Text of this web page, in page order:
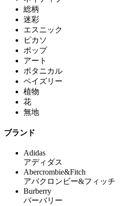
総柄
迷彩
エスニック
ピカソ
ポップ
アート
ボタニカル
ペイズリー
植物
花
無地
ブランド
Adidas
アディダス
Abercrombie&Fitch
アバクロンビー&フィッチ
Burberry
バーバリー